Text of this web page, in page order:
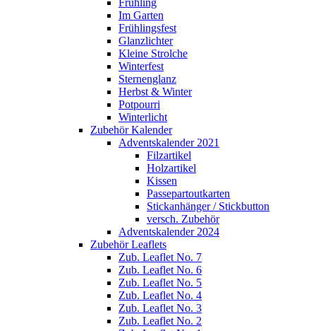
Im Garten
Frühlingsfest
Glanzlichter
Kleine Strolche
Winterfest
Sternenglanz
Herbst & Winter
Potpourri
Winterlicht
Zubehör Kalender
Adventskalender 2021
Filzartikel
Holzartikel
Kissen
Passepartoutkarten
Stickanhänger / Stickbutton
versch. Zubehör
Adventskalender 2024
Zubehör Leaflets
Zub. Leaflet No. 7
Zub. Leaflet No. 6
Zub. Leaflet No. 5
Zub. Leaflet No. 4
Zub. Leaflet No. 3
Zub. Leaflet No. 2